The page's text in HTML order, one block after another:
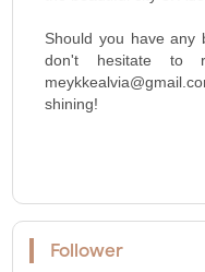
Should you have any
don't hesitate
shining!
Follower